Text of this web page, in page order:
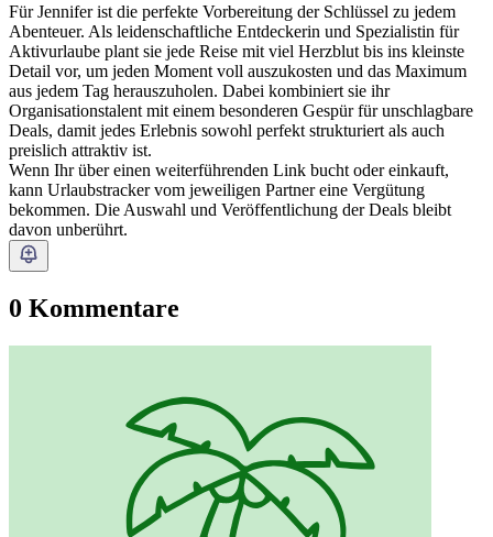
Für Jennifer ist die perfekte Vorbereitung der Schlüssel zu jedem
Abenteuer. Als leidenschaftliche Entdeckerin und Spezialistin für
Aktivurlaube plant sie jede Reise mit viel Herzblut bis ins kleinste
Detail vor, um jeden Moment voll auszukosten und das Maximum
aus jedem Tag herauszuholen. Dabei kombiniert sie ihr
Organisationstalent mit einem besonderen Gespür für unschlagbare
Deals, damit jedes Erlebnis sowohl perfekt strukturiert als auch
preislich attraktiv ist.
Wenn Ihr über einen weiterführenden Link bucht oder einkauft,
kann Urlaubstracker vom jeweiligen Partner eine Vergütung
bekommen. Die Auswahl und Veröffentlichung der Deals bleibt
davon unberührt.
0 Kommentare